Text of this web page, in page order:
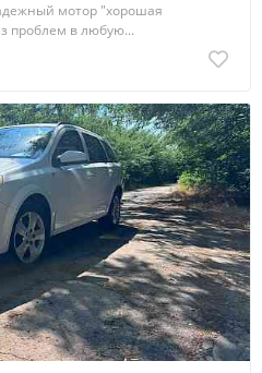
мотор "хорошая
проблем в любую...